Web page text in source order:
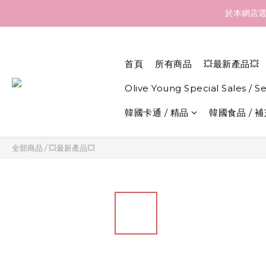
訂貨到貨資訊：於
於本網店
首頁 所有商品 💥最新產品💥
Olive Young Special Sales /
韓國卡通 / 精品 韓國食品 / 補
全部商品 /💥最新產品💥